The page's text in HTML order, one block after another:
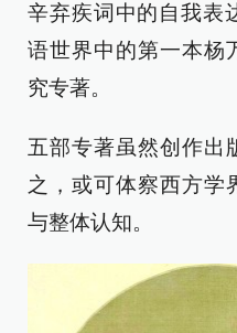
辛弃疾词中的自我表
语世界中的第一本杨
究专著。
五部专著虽然创作出
之，或可体察西方学
与整体认知。